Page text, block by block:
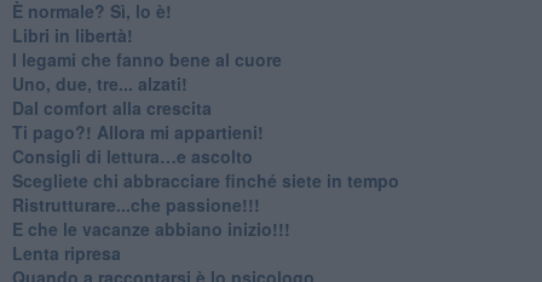
​È normale? Sì, lo è!
​Libri in libertà!
​I legami che fanno bene al cuore
Uno, due, tre... alzati!​
​Dal comfort alla crescita
​Ti pago?! Allora mi appartieni!​
​Consigli di lettura…e ascolto
​Scegliete chi abbracciare finché siete in tempo
​Ristrutturare...che passione!!!
​E che le vacanze abbiano inizio!!!
​Lenta ripresa
​Quando a raccontarsi è lo psicologo